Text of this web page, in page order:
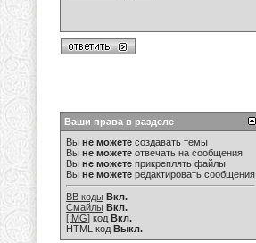
Ваши права в разделе
Вы не можете создавать темы
Вы не можете отвечать на сообщения
Вы не можете прикреплять файлы
Вы не можете редактировать сообщения
BB коды Вкл.
Смайлы Вкл.
[IMG] код Вкл.
HTML код Выкл.